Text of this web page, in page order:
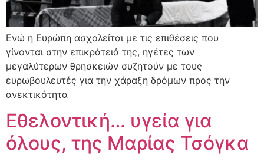
Ενώ η Ευρώπη ασχολείται με τις επιθέσεις που
γίνονται στην επικράτειά της, ηγέτες των
μεγαλύτερων θρησκειών συζητούν με τους
ευρωβουλευτές για την χάραξη δρόμων προς την
ανεκτικότητα
Εθελοντική… υγεία για
όλους, της Μαρίας Τσόγκα